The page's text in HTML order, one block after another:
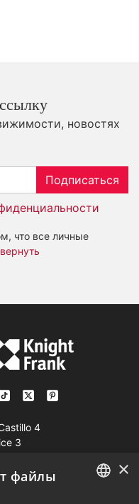
новостях
Подписаться
что все личные
4
3
карте
×
файлы